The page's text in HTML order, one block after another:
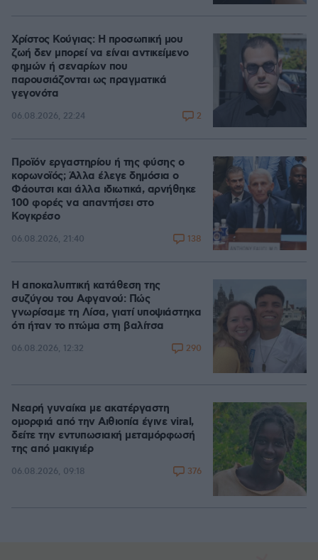
Χρίστος Κούγιας: Η προσωπική μου
ζωή δεν μπορεί να είναι αντικείμενο
φημών ή σεναρίων που
παρουσιάζονται ως πραγματικά
γεγονότα
06.08.2026, 22:24 2
Προϊόν εργαστηρίου ή της φύσης ο
κορωνοϊός; Άλλα έλεγε δημόσια ο
Φάουτσι και άλλα ιδιωτικά, αρνήθηκε
100 φορές να απαντήσει στο
Κογκρέσο
06.08.2026, 21:40 138
Η αποκαλυπτική κατάθεση της
συζύγου του Αφγανού: Πώς
γνωρίσαμε τη Λίσα, γιατί υποψιάστηκα
ότι ήταν το πτώμα στη βαλίτσα
06.08.2026, 12:32 290
Νεαρή γυναίκα με ακατέργαστη
ομορφιά από την Αιθιοπία έγινε viral,
δείτε την εντυπωσιακή μεταμόρφωσή
της από μακιγιέρ
06.08.2026, 09:18 376